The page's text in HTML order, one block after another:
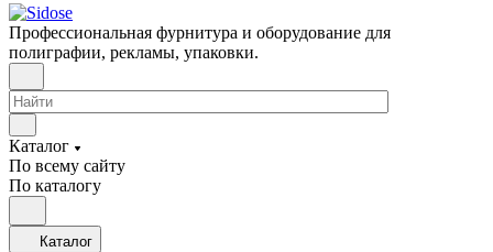
Профессиональная фурнитура и оборудование для
полиграфии, рекламы, упаковки.
Каталог
По всему сайту
По каталогу
Каталог